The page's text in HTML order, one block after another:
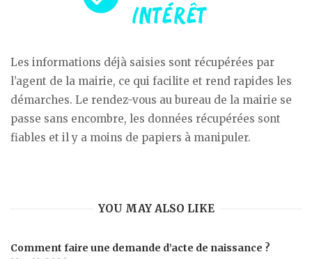
Les informations déjà saisies sont récupérées par
l’agent de la mairie, ce qui facilite et rend rapides les
démarches. Le rendez-vous au bureau de la mairie se
passe sans encombre, les données récupérées sont
fiables et il y a moins de papiers à manipuler.
YOU MAY ALSO LIKE
Comment faire une demande d’acte de naissance ?